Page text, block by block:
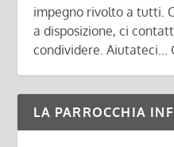
impegno rivolto a tutti.
a disposizione, ci
condividere. Aiutateci...
LA PARROCCHIA